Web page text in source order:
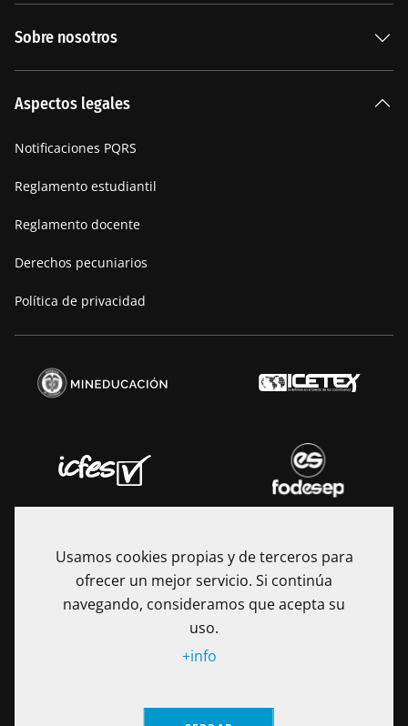
Sobre nosotros
Manifiesto
Aspectos legales
Notificaciones PQRS
Reglamento estudiantil
Reglamento docente
Derechos pecuniarios
Política de privacidad
Usamos cookies propias y de terceros para
ofrecer un mejor servicio. Si continúa
navegando, consideramos que acepta su
uso.
+info